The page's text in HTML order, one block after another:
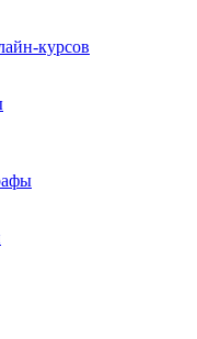
курсов